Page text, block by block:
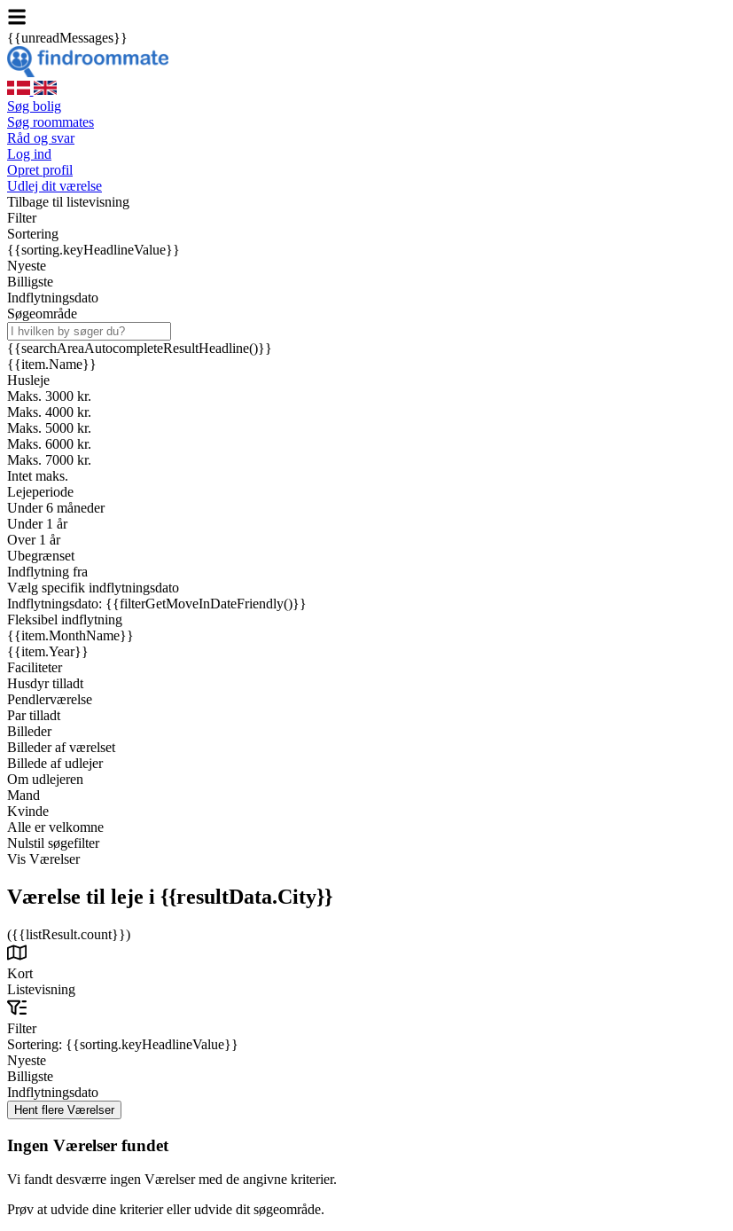
{{unreadMessages}}
Søg bolig
Søg roommates
Råd og svar
Log ind
Opret profil
Udlej dit værelse
Tilbage til listevisning
Filter
Sortering
{{sorting.keyHeadlineValue}}
Nyeste
Billigste
Indflytningsdato
Søgeområde
{{searchAreaAutocompleteResultHeadline()}}
{{item.Name}}
Husleje
Maks. 3000 kr.
Maks. 4000 kr.
Maks. 5000 kr.
Maks. 6000 kr.
Maks. 7000 kr.
Intet maks.
Lejeperiode
Under 6 måneder
Under 1 år
Over 1 år
Ubegrænset
Indflytning fra
Vælg specifik indflytningsdato
Indflytningsdato: {{filterGetMoveInDateFriendly()}}
Fleksibel indflytning
{{item.MonthName}}
{{item.Year}}
Faciliteter
Husdyr tilladt
Pendlerværelse
Par tilladt
Billeder
Billeder af værelset
Billede af udlejer
Om udlejeren
Mand
Kvinde
Alle er velkomne
Nulstil søgefilter
Vis Værelser
Værelse til leje i {{resultData.City}}
({{listResult.count}})
Kort
Listevisning
Filter
Sortering: {{sorting.keyHeadlineValue}}
Nyeste
Billigste
Indflytningsdato
Ingen Værelser fundet
Vi fandt desværre ingen Værelser med de angivne kriterier.
Prøv at udvide dine kriterier eller udvide dit søgeområde.